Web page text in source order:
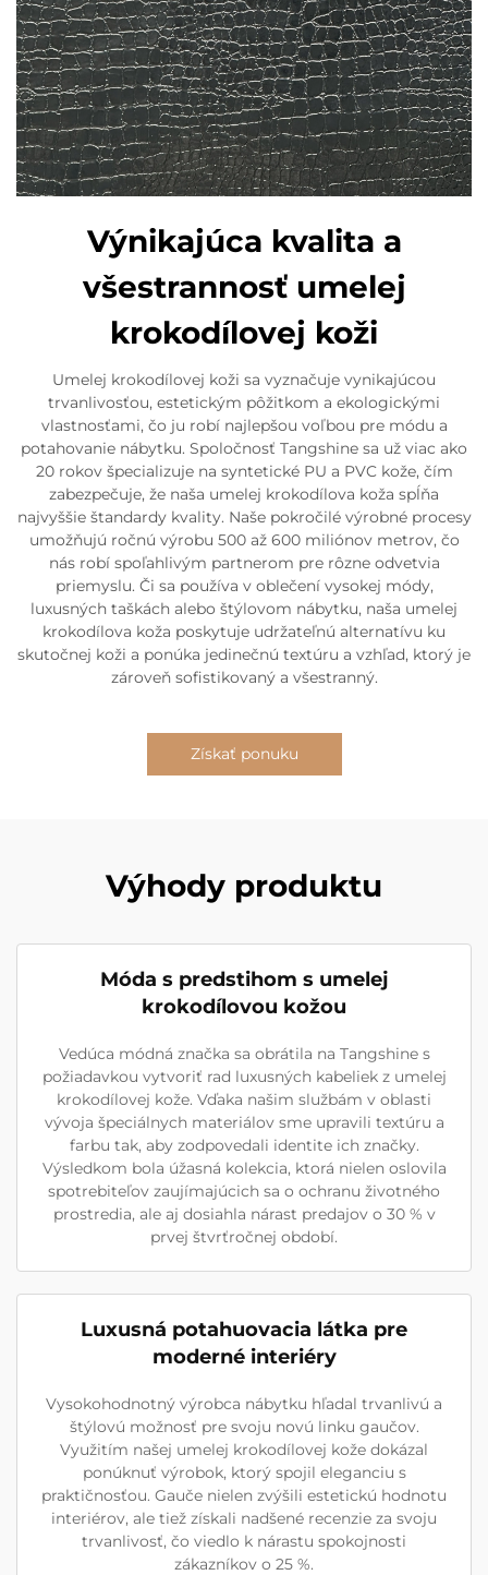
Výnikajúca kvalita a
všestrannosť umelej
krokodílovej koži
Umelej krokodílovej koži sa vyznačuje vynikajúcou
trvanlivosťou, estetickým pôžitkom a ekologickými
vlastnosťami, čo ju robí najlepšou voľbou pre módu a
potahovanie nábytku. Spoločnosť Tangshine sa už viac ako
20 rokov špecializuje na syntetické PU a PVC kože, čím
zabezpečuje, že naša umelej krokodílova koža spĺňa
najvyššie štandardy kvality. Naše pokročilé výrobné procesy
umožňujú ročnú výrobu 500 až 600 miliónov metrov, čo
nás robí spoľahlivým partnerom pre rôzne odvetvia
priemyslu. Či sa používa v oblečení vysokej módy,
luxusných taškách alebo štýlovom nábytku, naša umelej
krokodílova koža poskytuje udržateľnú alternatívu ku
skutočnej koži a ponúka jedinečnú textúru a vzhľad, ktorý je
zároveň sofistikovaný a všestranný.
Získať ponuku
Výhody produktu
Móda s predstihom s umelej
krokodílovou kožou
Vedúca módná značka sa obrátila na Tangshine s
požiadavkou vytvoriť rad luxusných kabeliek z umelej
krokodílovej kože. Vďaka našim službám v oblasti
vývoja špeciálnych materiálov sme upravili textúru a
farbu tak, aby zodpovedali identite ich značky.
Výsledkom bola úžasná kolekcia, ktorá nielen oslovila
spotrebiteľov zaujímajúcich sa o ochranu životného
prostredia, ale aj dosiahla nárast predajov o 30 % v
prvej štvrťročnej období.
Luxusná potahuovacia látka pre
moderné interiéry
Vysokohodnotný výrobca nábytku hľadal trvanlivú a
štýlovú možnosť pre svoju novú linku gaučov.
Využitím našej umelej krokodílovej kože dokázal
ponúknuť výrobok, ktorý spojil eleganciu s
praktičnosťou. Gauče nielen zvýšili estetickú hodnotu
interiérov, ale tiež získali nadšené recenzie za svoju
trvanlivosť, čo viedlo k nárastu spokojnosti
zákazníkov o 25 %.